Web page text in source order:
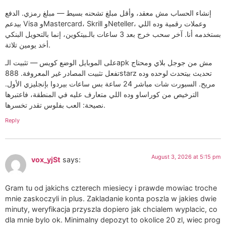
إنشاء الحساب مش معقد، وأقل مبلغ تشحنه بسيط — مبلغ رمزي. الدفع
بيدعم Visa وMastercard، Skrill وNeteller، وعملات رقمية وده اللي
بستخدمه أنا. آخر سحب خرج بعد 3 ساعات بالـبيتكوين، إنما بالتحويل البنكي
أخد يومين تلاتة.
على الموبايل الوضع كويس — تثبيت الـapk مش من جوجل بلاي ومحتاج
تفعل تثبيت المصادر غير المعروفة. 888starz تحديث بيتحدث لوحده وده
مريح. السبورت شات مباشر 24 ساعة بس ساعات بيردوا بإنجليزي الأول.
الترخيص من كوراساو وده اللي متعارف عليه في المنطقة، فاعتبرها
نصيحة: العب بفلوس تقدر تخسرها.
Reply
vox_yjSt says: August 3, 2026 at 5:15 pm
Gram tu od jakichs czterech miesiecy i prawde mowiac troche
mnie zaskoczyli in plus. Zakladanie konta poszla w jakies dwie
minuty, weryfikacja przyszla dopiero jak chcialem wyplacic, co
dla mnie bylo ok. Minimalny depozyt to okolice 20 zl, wiec prog